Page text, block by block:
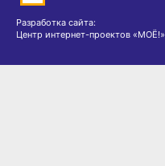
Разработка сайта:
Центр интернет-проектов «МОЁ!»